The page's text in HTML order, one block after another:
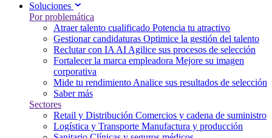
Soluciones
Por problemática
Atraer talento cualificado Potencia tu atractivo
Gestionar candidaturas Optimice la gestión del talento
Reclutar con IA AI Agilice sus procesos de selección
Fortalecer la marca empleadora Mejore su imagen
corporativa
Mide tu rendimiento Analice sus resultados de selección
Saber más
Sectores
Retail y Distribución Comercios y cadena de suministro
Logística y Transporte Manufactura y producción